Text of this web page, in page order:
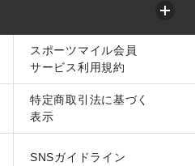
スポーツマイル会員
サービス利用規約
特定商取引法に基づく
表示
SNSガイドライン